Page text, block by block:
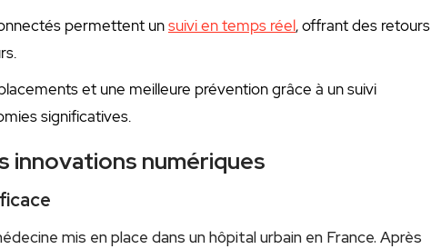
permettent unsuivi en temps réel, offrant des retours
et une meilleure prévention ​grâce à un suivi
significatives.
innovations numériques
mis ‍en place dans un hôpital urbain en France. Après